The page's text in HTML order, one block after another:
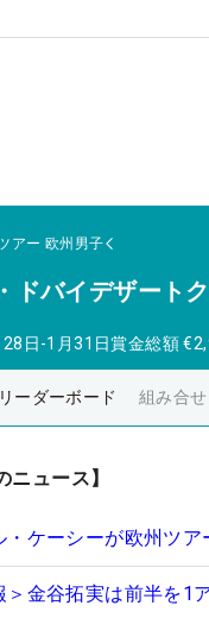
アー 欧州男子
ドバイデザート
日-1月31日賞金総額
リーダーボード 組み合せ
ニュース】
・ケーシーが欧州ツ
＞金谷拓実は前半を